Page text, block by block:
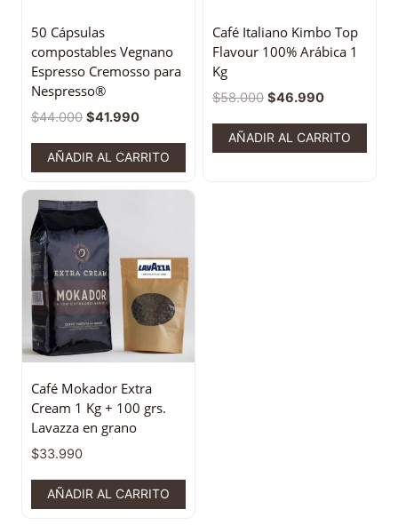
50 Cápsulas
compostables Vegnano
Espresso Cremosso para
Nespresso®
$44.000 $41.990
AÑADIR AL CARRITO
Café Italiano Kimbo Top
Flavour 100% Arábica 1
Kg
$58.000 $46.990
AÑADIR AL CARRITO
Café Mokador Extra
Cream 1 Kg + 100 grs.
Lavazza en grano
$33.990
AÑADIR AL CARRITO